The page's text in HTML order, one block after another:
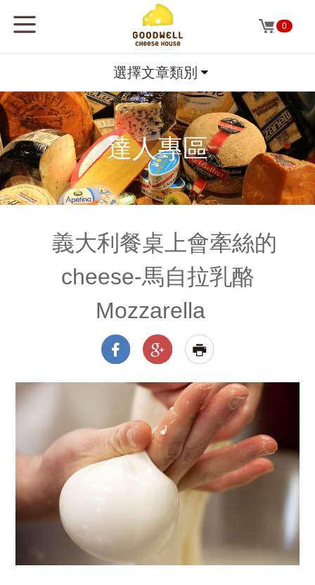
0
達人專區
選擇文章類別
義大利餐桌上會牽絲的
cheese-馬自拉乳酪
Mozzarella